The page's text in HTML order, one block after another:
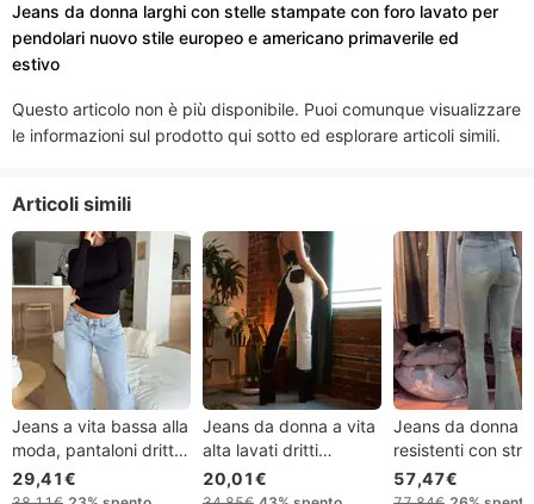
Jeans da donna larghi con stelle stampate con foro lavato per
pendolari nuovo stile europeo e americano primaverile ed
estivo
Questo articolo non è più disponibile. Puoi comunque visualizzare
le informazioni sul prodotto qui sotto ed esplorare articoli simili.
Articoli simili
Jeans a vita bassa alla
moda, pantaloni dritti
retrò, pantaloni larghi
in denim, pantaloni da
29,41€
Jeans da donna a vita
alta lavati dritti
elasticizzati alla moda
20,01€
Jeans da donna
resistenti con
farfalle, stile
nuovo modello
57,47€